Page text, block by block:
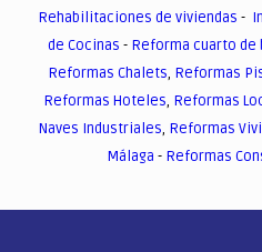
Rehabilitaciones de viviendas -
de Cocinas - Reforma cuarto de
Reformas Chalets, Reformas
Reformas Hoteles, Reformas
Naves Industriales, Reformas
Málaga - Reformas